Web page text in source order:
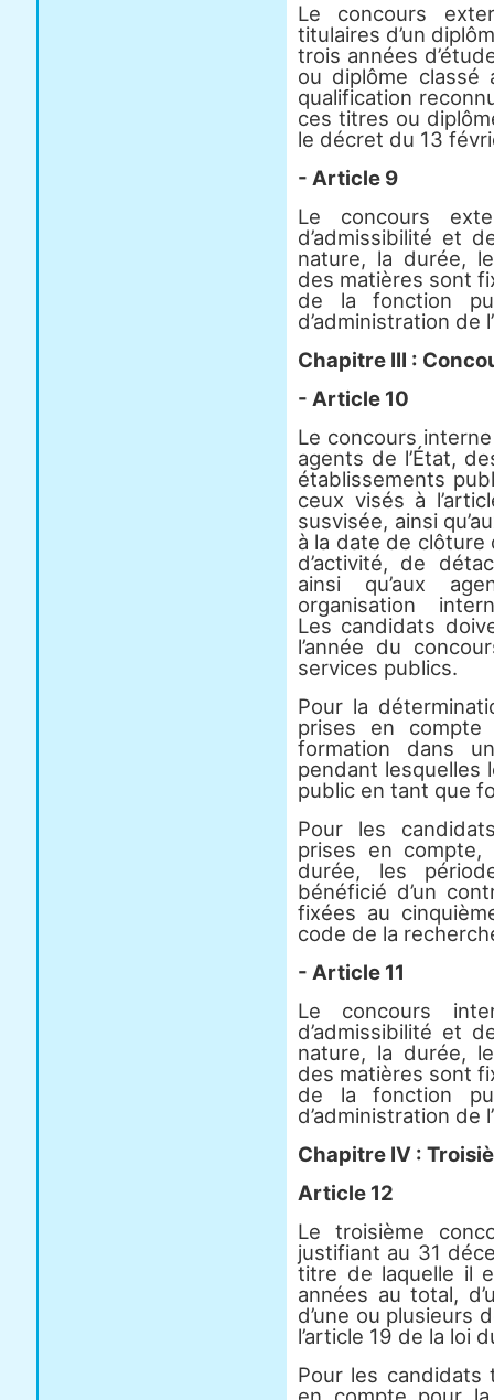
Le concours
titulaires d’un
trois années
ou diplôme classé
qualification
ces titres ou
le décret du 13
- Article 9
Le concours
d’admissibilité et
nature, la durée,
des matières sont
de la fonction
d’administration de
Chapitre III :
- Article 10
Le concours
agents de l’État,
établissements
ceux visés à
susvisée, ainsi
à la date de
d’activité, de
ainsi qu’aux
organisation
Les candidats
l’année du
services publics.
Pour la
prises en
formation dans
pendant lesquelles
public en tant que
Pour les
prises en
durée, les
bénéficié d’un
fixées au
code de la
- Article 11
Le concours
d’admissibilité et
nature, la durée,
des matières sont
de la fonction
d’administration de
Chapitre IV :
Article 12
Le troisième
justifiant au 31
titre de laquelle il
années au total,
d’une ou plusieurs
l’article 19 de la loi
Pour les candidats